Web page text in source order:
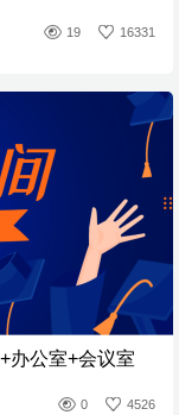
19 16331
办公室+会议室
0 4526